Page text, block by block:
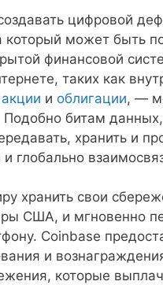
цифровой
который может быть
финансовой
таких как
акции и облигации, —
битам
хранить и
глобально
хранить свои
США, и мгновенно
Coinbase
и
которые